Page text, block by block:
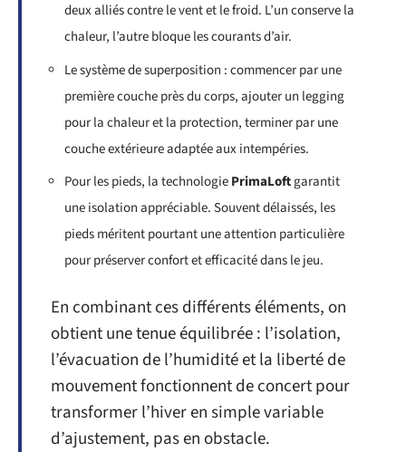
deux alliés contre le vent et le froid. L’un conserve la
chaleur, l’autre bloque les courants d’air.
Le système de superposition : commencer par une
première couche près du corps, ajouter un legging
pour la chaleur et la protection, terminer par une
couche extérieure adaptée aux intempéries.
Pour les pieds, la technologiePrimaLoftgarantit
une isolation appréciable. Souvent délaissés, les
pieds méritent pourtant une attention particulière
pour préserver confort et efficacité dans le jeu.
En combinant ces différents éléments, on
obtient une tenue équilibrée : l’isolation,
l’évacuation de l’humidité et la liberté de
mouvement fonctionnent de concert pour
transformer l’hiver en simple variable
d’ajustement, pas en obstacle.